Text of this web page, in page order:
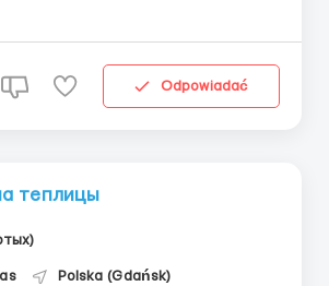
Варшавы и в близлежащих
ливневок ....
Odpowiadać
теплицы
Polska (Gdańsk)